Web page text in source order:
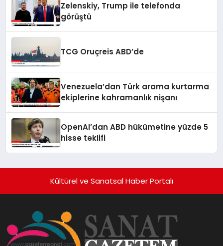
Zelenskiy, Trump ile telefonda
görüştü
TCG Oruçreis ABD’de
Venezuela’dan Türk arama kurtarma
ekiplerine kahramanlık nişanı
OpenAI’dan ABD hükümetine yüzde 5
hisse teklifi
Kültürel ve Sanatsal Haber Portalı